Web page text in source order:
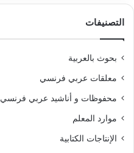
التصنيفات
بحوث بالعربية
معلقات عربي فرنسي
محفوظات و أناشيد عربي فرنسي
موارد المعلم
الإنتاجات الكتابية